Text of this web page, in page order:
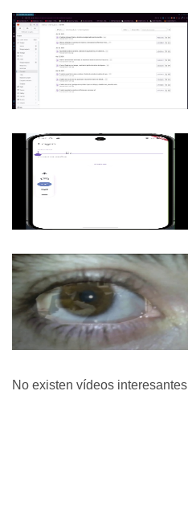
No existen vídeos interesantes